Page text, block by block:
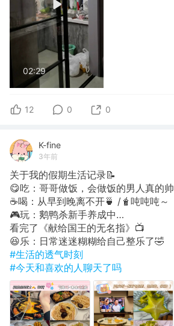
02:29
12 0 0
K-fine
3年前
关于我的假期生活记录📝
😋吃：哥哥做饭，会做饭的男人真的帅
☕喝：从早到晚离不开🍵 /🧋吨吨吨～
🎮玩：鹅鸭杀新手养成中…
看完了《献给国王的无名指》📺
😆乐：日常迷迷糊糊给自己整乐了🤣
#生活的透气时刻
#今天和喜欢的人聊天了吗